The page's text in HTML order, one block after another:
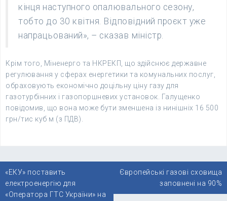
кінця наступного опалювального сезону,
тобто до 30 квітня. Відповідний проєкт уже
напрацьований», – сказав міністр.
Крім того, Міненерго та НКРЕКП, що здійснює державне
регулювання у сферах енергетики та комунальних послуг,
обраховують економічно доцільну ціну газу для
газотурбінних і газопоршневих установок. Галущенко
повідомив, що вона може бути зменшена із нинішніх 16 500
грн/тис куб м (з ПДВ).
Навігація
записів
«ЕКУ» поставить
електроенергію для
«Оператора ГТС України» на
Європейські газові сховища
заповнені на 90%